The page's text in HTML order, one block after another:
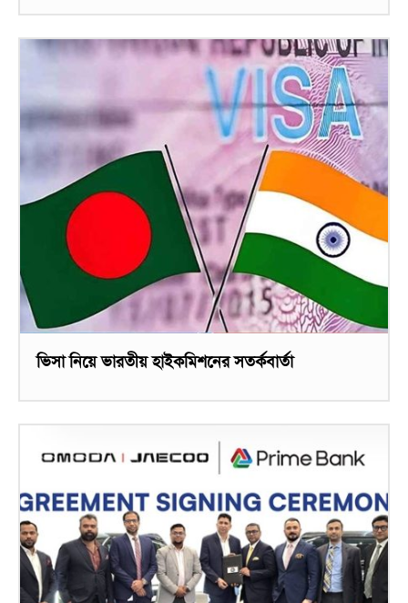
ভিসা নিয়ে ভারতীয় হাইকমিশনের সতর্কবার্তা